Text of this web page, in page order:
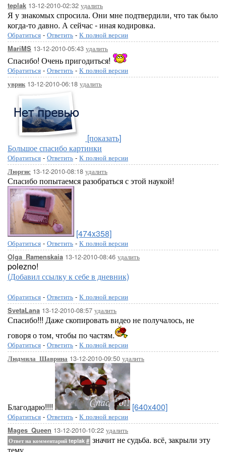
teplak 13-12-2010-02:32 удалить
Я у знакомых спросила. Они мне подтвердили, что так было
когда-то давно. А сейчас - иная кодировка.
Обратиться - Ответить - К полной версии
MariMS 13-12-2010-05:43 удалить
Спасибо! Очень пригодиться!
Обратиться - Ответить - К полной версии
уврик13-12-2010-06:18 удалить
[показать]
Большое спасибо картинки
Обратиться - Ответить - К полной версии
Люргис 13-12-2010-08:18 удалить
Спасибо попытаемся разобраться с этой наукой!
[474x358]
Обратиться - Ответить - К полной версии
Olga_Ramenskaia 13-12-2010-08:46 удалить
polezno!
(Добавил ссылку к себе в дневник)
Обратиться - Ответить - К полной версии
SvetaLana 13-12-2010-08:57 удалить
Спасибо!!! Даже скопировать видео не получалось, не
говоря о том, чтобы по частям.
Обратиться - Ответить - К полной версии
Людмила_Шаврина 13-12-2010-09:50 удалить
Благодарю!!!! [640x400]
Обратиться - Ответить - К полной версии
Mages_Queen 13-12-2010-10:22 удалить
Ответ на комментарий teplak # значит не судьба. всё, закрыли эту